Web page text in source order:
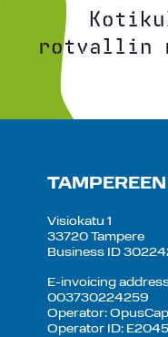
rotvallin
Visiokatu 1
33720 Tampere
Business ID
E-invoicing
003730224259
Operator:
Operator ID: